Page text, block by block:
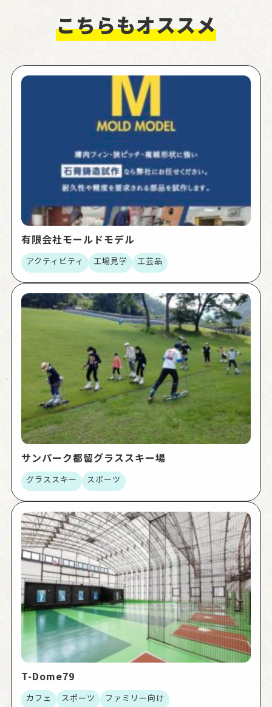
こちらもオススメ
有限会社モールドモデル
アクティビティ 工場見学 工芸品
サンパーク都留グラススキー場
グラススキー スポーツ
T-Dome79
カフェ スポーツ ファミリー向け